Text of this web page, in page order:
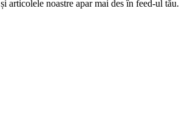
și articolele noastre apar mai des în feed-ul tău.